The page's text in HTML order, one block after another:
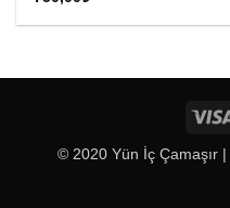
© 2020 Yün İç Çamaşır |